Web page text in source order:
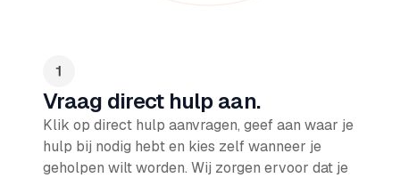
Vraag direct hulp aan.
Klik op direct hulp aanvragen, geef aan waar je
hulp bij nodig hebt en kies zelf wanneer je
geholpen wilt worden. Wij zorgen ervoor dat je